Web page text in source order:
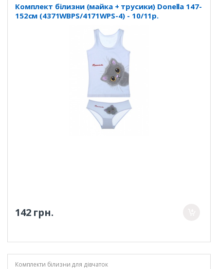
Комплект білизни (майка + трусики) Donella 147-
152см (4371WBPS/4171WPS-4) - 10/11р.
142 грн.
Комплекти білизни для дівчаток